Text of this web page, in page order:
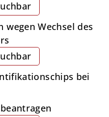
wegen Wechsel des
bei